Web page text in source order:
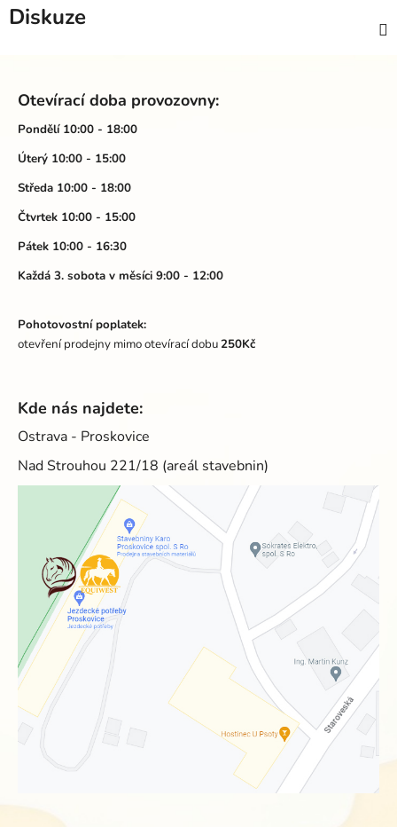
Diskuze
Otevírací doba provozovny:
Pondělí 10:00 - 18:00
Úterý 10:00 - 15:00
Středa 10:00 - 18:00
Čtvrtek 10:00 - 15:00
Pátek 10:00 - 16:30
Každá 3. sobota v měsíci 9:00 - 12:00
Pohotovostní poplatek:
otevření prodejny mimo otevírací dobu250Kč
Kde nás najdete:
Ostrava - Proskovice
Nad Strouhou 221/18 (areál stavebnin)